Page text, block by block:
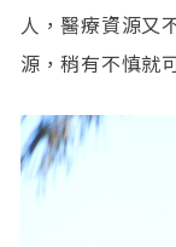
人，醫療資源又
源，稍有不慎就